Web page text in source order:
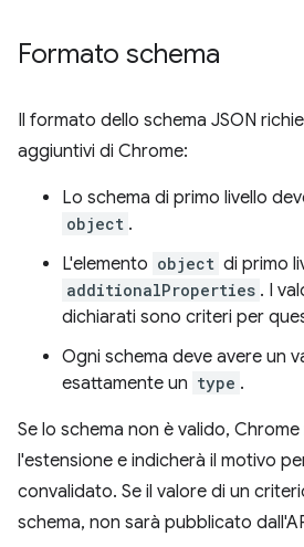
Formato schema
Il formato dello schema JSON
aggiuntivi di Chrome:
Lo schema di primo livello
object .
L'elemento object di primo
additionalProperties . I
dichiarati sono criteri per
Ogni schema deve avere un
esattamente un type .
Se lo schema non è valido,
l'estensione e indicherà il motivo
convalidato. Se il valore di un
schema, non sarà pubblicato